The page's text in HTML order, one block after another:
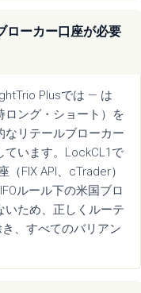
ーカー口座が必要
Plusでは — は
ロング・ショート）を
なリテールブローカー
ています。LockCL1で
FIX API、cTrader）
ルール下の米国ブロ
いため、正しくルーテ
き、すべてのバリアン